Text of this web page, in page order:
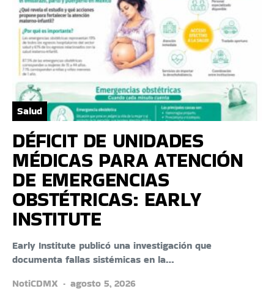
Salud
DÉFICIT DE UNIDADES
MÉDICAS PARA ATENCIÓN
DE EMERGENCIAS
OBSTÉTRICAS: EARLY
INSTITUTE
Early Institute publicó una investigación que
documenta fallas sistémicas en la…
NotiCDMX
agosto 5, 2026